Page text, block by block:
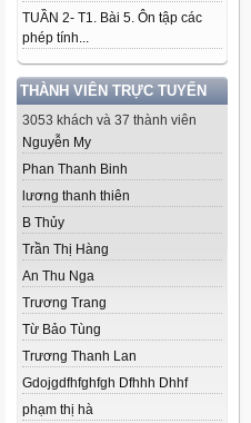
TUẦN 2- T1. Bài 5. Ôn tập các
phép tính...
THÀNH VIÊN TRỰC TUYẾN
3053 khách và 37 thành viên
Nguyễn My
Phan Thanh Binh
lương thanh thiên
B Thủy
Trần Thị Hàng
An Thu Nga
Trương Trang
Từ Bảo Tùng
Trương Thanh Lan
Gdojgdfhfghfgh Dfhhh Dhhf
phạm thị hà